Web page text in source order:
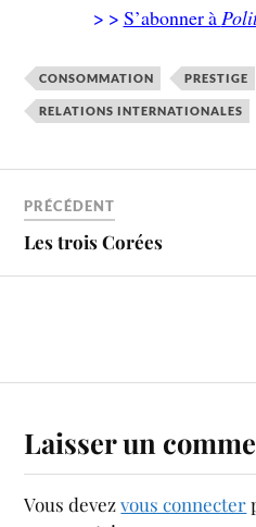
> > S’abonner à
CONSOMMATION PRESTIGE
RELATIONS INTERNATIONALES
PRÉCÉDENT
Les trois Corées
Laisser un
Vous devezvous connecter